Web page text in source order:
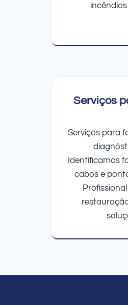
Serviços
Serviços para
Identificamos
cabos e